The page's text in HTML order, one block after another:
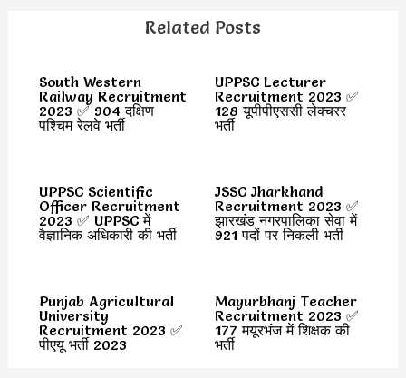
Related Posts
South Western
Railway Recruitment
2023 ✅ 904 दक्षिण
पश्चिम रेलवे भर्ती
UPPSC Lecturer
Recruitment 2023 ✅
128 यूपीपीएससी लेक्चरर
भर्ती
UPPSC Scientific
Officer Recruitment
2023 ✅ UPPSC में
वैज्ञानिक अधिकारी की भर्ती
JSSC Jharkhand
Recruitment 2023 ✅
झारखंड नगरपालिका सेवा में
921 पदों पर निकली भर्ती
Punjab Agricultural
University
Recruitment 2023 ✅
पीएयू भर्ती 2023
Mayurbhanj Teacher
Recruitment 2023 ✅
177 मयूरभंज में शिक्षक की
भर्ती